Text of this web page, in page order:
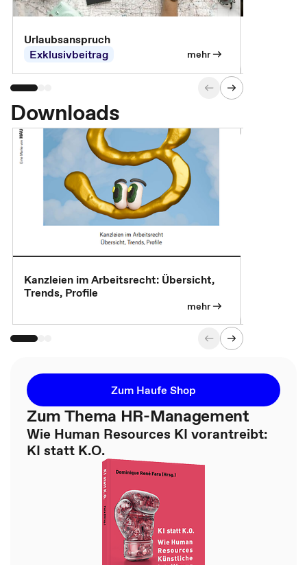
Urlaubsanspruch
Exklusivbeitrag
mehr
Downloads
Kanzleien im Arbeitsrecht: Übersicht,
Trends, Profile
mehr
Zum Haufe Shop
Zum Thema HR-Management
Wie Human Resources KI vorantreibt:
KI statt K.O.